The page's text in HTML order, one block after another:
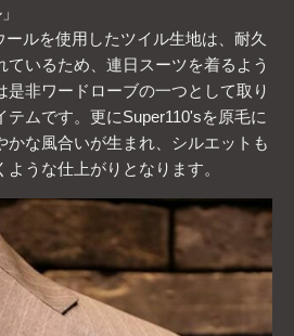
ルを使用したツイル生地は、耐久
いるため、連日スーツを着るよう
是非ワードローブの一つとして取り
テムです。更にSuper110'sを原毛に
かな風合いが生まれ、シルエットも
うな仕上がりとなります。